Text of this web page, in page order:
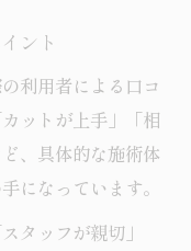
ント
利用者による口コ
ットが上手」「相
、具体的な施術体
になっています。
タッフが親切」